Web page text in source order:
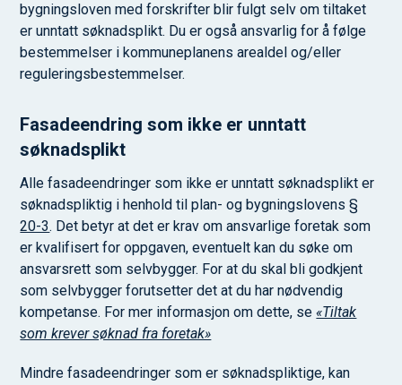
bygningsloven med forskrifter blir fulgt selv om tiltaket
er unntatt søknadsplikt. Du er også ansvarlig for å følge
bestemmelser i kommuneplanens arealdel og/eller
reguleringsbestemmelser.
Fasadeendring som ikke er unntatt
søknadsplikt
Alle fasadeendringer som ikke er unntatt søknadsplikt er
søknadspliktig i henhold til plan- og bygningslovens§
20-3. Det betyr at det er krav om ansvarlige foretak som
er kvalifisert for oppgaven, eventuelt kan du søke om
ansvarsrett som selvbygger. For at du skal bli godkjent
som selvbygger forutsetter det at du har nødvendig
kompetanse. For mer informasjon om dette, se «Tiltak
som krever søknad fra foretak»
Mindre fasadeendringer som er søknadspliktige, kan